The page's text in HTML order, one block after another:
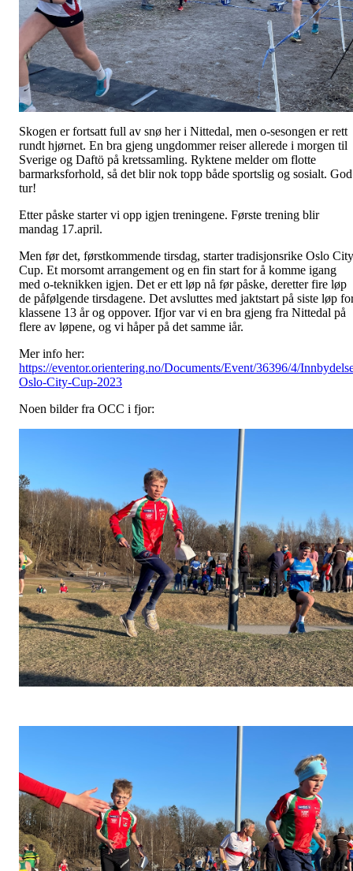
Skogen er fortsatt full av snø her i Nittedal, men o-sesongen er rett
rundt hjørnet. En bra gjeng ungdommer reiser allerede i morgen til
Sverige og Daftö på kretssamling. Ryktene melder om flotte
barmarksforhold, så det blir nok topp både sportslig og sosialt. God
tur!
Etter påske starter vi opp igjen treningene. Første trening blir
mandag 17.april.
Men før det, førstkommende tirsdag, starter tradisjonsrike Oslo City
Cup. Et morsomt arrangement og en fin start for å komme igang
med o-teknikken igjen. Det er ett løp nå før påske, deretter fire løp
de påfølgende tirsdagene. Det avsluttes med jaktstart på siste løp
klassene 13 år og oppover. Ifjor var vi en bra gjeng fra Nittedal på
flere av løpene, og vi håper på det samme iår.
Mer info her:
https://eventor.orientering.no/Documents/Event/36396/4/
Oslo-City-Cup-2023
Noen bilder fra OCC i fjor: